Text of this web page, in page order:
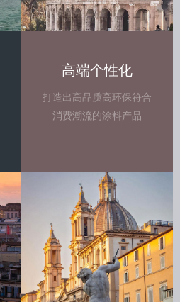
高端个性化
打造出高品质高环保符合
消费潮流的涂料产品